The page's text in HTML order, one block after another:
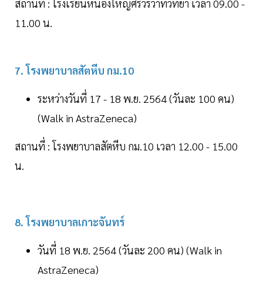
สถานที่ : โรงเรียนหนองใหญ่ศิริวรวาทวิทยา เวลา 09.00 -
11.00 น.
7. โรงพยาบาลสัตหีบ กม.10
ระหว่างวันที่ 17 - 18 พ.ย. 2564 (วันละ 100 คน)
(Walk in AstraZeneca)
สถานที่ : โรงพยาบาลสัตหีบ กม.10 เวลา 12.00 - 15.00
น.
8. โรงพยาบาลเกาะจันทร์
วันที่ 18 พ.ย. 2564 (วันละ 200 คน) (Walk in
AstraZeneca)